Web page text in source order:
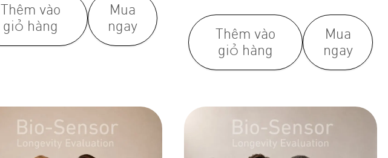
Thêm vào
giỏ hàng
Mua
ngay
Thêm vào
giỏ hàng
Mua
ngay